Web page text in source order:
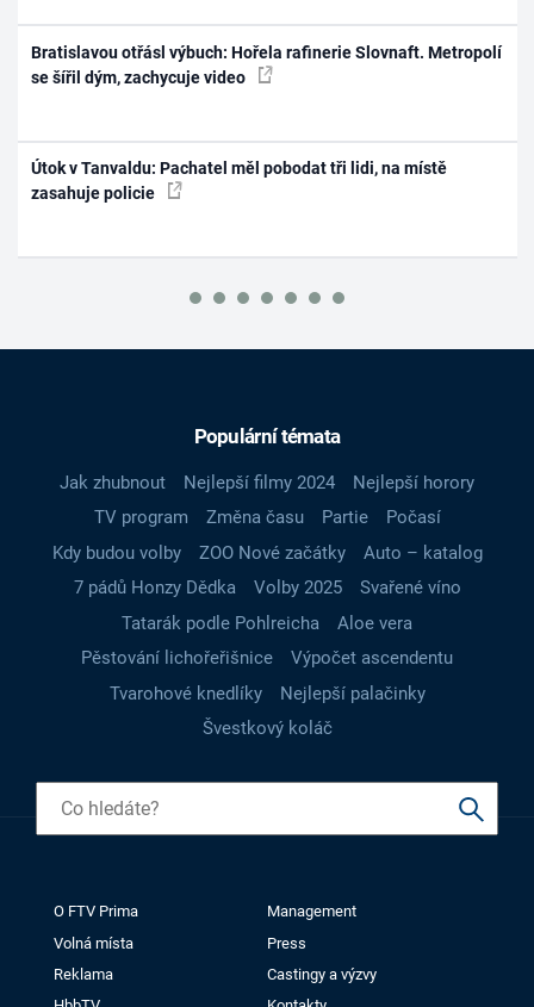
Bratislavou otřásl výbuch: Hořela rafinerie Slovnaft. Metropolí
se šířil dým, zachycuje video
Útok v Tanvaldu: Pachatel měl pobodat tři lidi, na místě
zasahuje policie
Populární témata
Jak zhubnout Nejlepší filmy 2024
Nejlepší horory
TV program
Změna času Partie
Počasí
Kdy budou volby
ZOO Nové začátky
Auto – katalog
7 pádů Honzy Dědka
Volby 2025
Svařené víno
Tatarák podle Pohlreicha
Aloe vera
Pěstování lichořeřišnice
Výpočet ascendentu
Tvarohové knedlíky
Nejlepší palačinky
Švestkový koláč
O FTV Prima
Management
Volná místa
Press
Reklama
Castingy a výzvy